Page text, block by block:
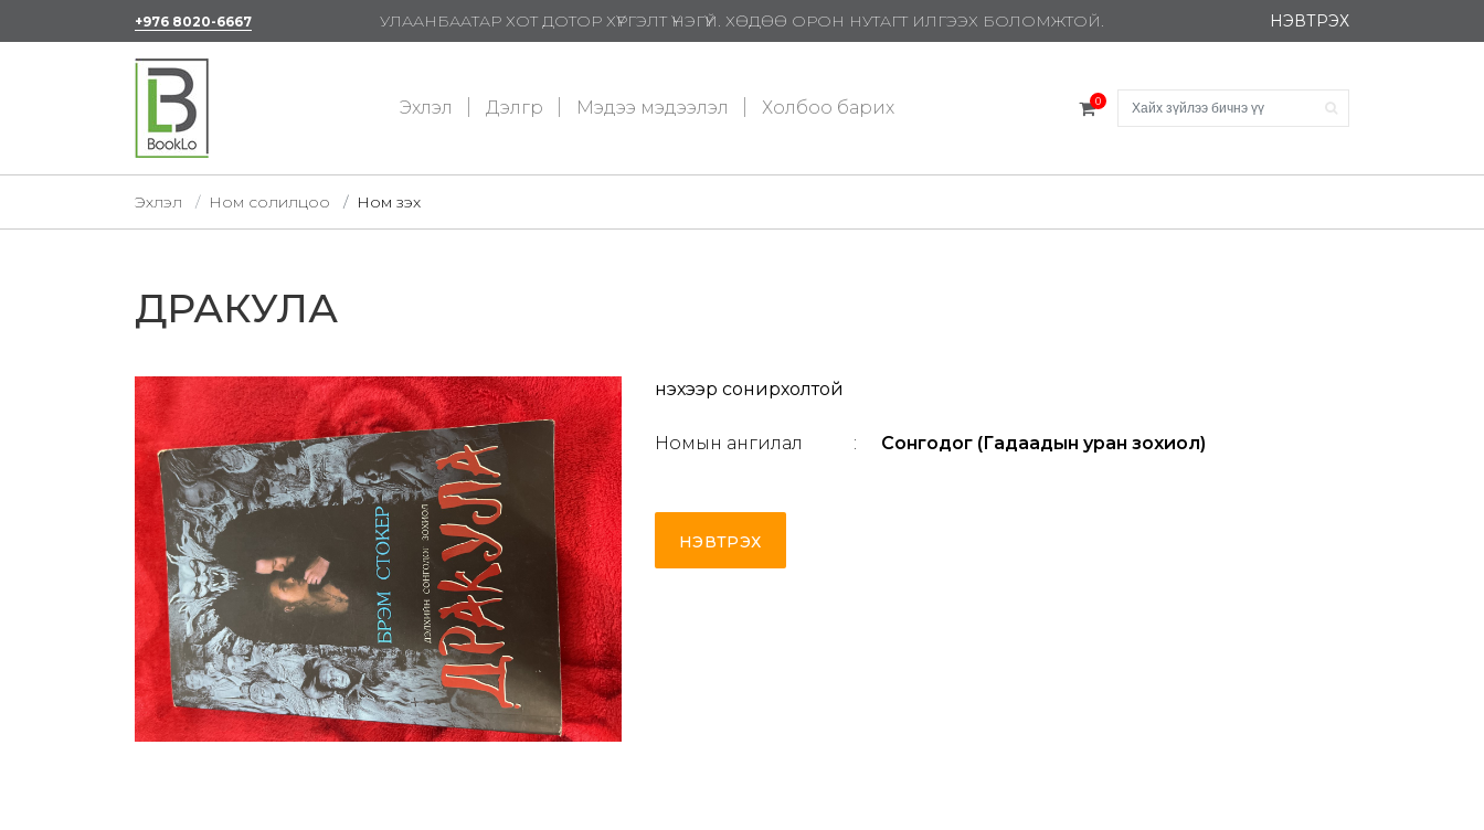
+976 8020-6667 УЛААНБААТАР ХОТ ДОТОР ХҮРГЭЛТ ҮНЭГҮЙ. ХӨДӨӨ ОРОН НУТАГТ ИЛГЭЭХ БОЛОМЖТОЙ. НЭВТРЭХ
Эхлэл Дэлгүүр Мэдээ мэдээлэл Холбоо барих 0
Эхлэл Ном солилцоо Ном үзэх
ДРАКУЛА
Үнэхээр сонирхолтой
Номын ангилал : Сонгодог (Гадаадын уран зохиол)
НЭВТРЭХ